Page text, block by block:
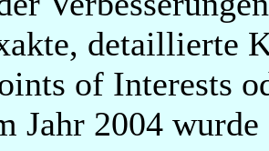
detaillierte
of Interests
Jahr 2004